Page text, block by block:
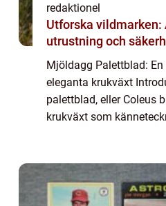
redaktionel
Utforska vildmarken:
utrustning och
Mjöldagg Palettblad:
eleganta krukväxt
palettblad, eller Coleus
krukväxt som